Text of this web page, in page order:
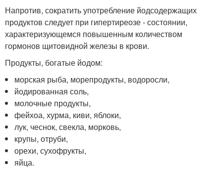
Напротив, сократить употребление йодсодержащих
продуктов следует при гипертиреозе - состоянии,
характеризующемся повышенным количеством
гормонов щитовидной железы в крови.
Продукты, богатые йодом:
морская рыба, морепродукты, водоросли,
йодированная соль,
молочные продукты,
фейхоа, хурма, киви, яблоки,
лук, чеснок, свекла, морковь,
крупы, отруби,
орехи, сухофрукты,
яйца.